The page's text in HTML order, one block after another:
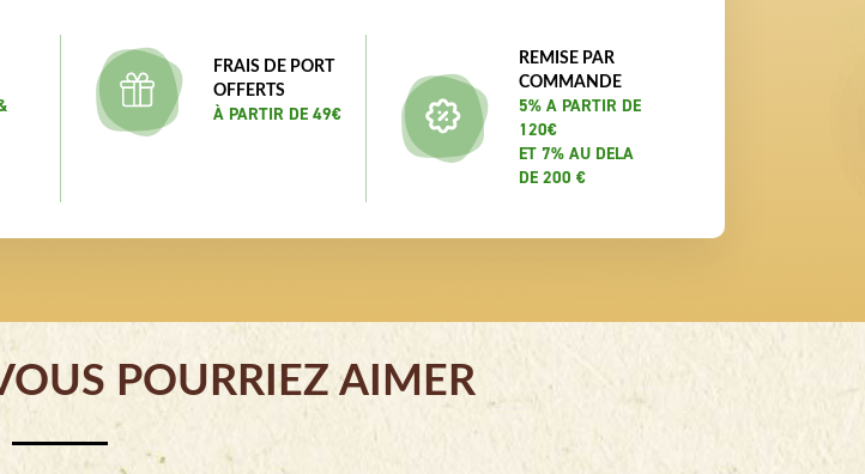
FRAIS DE PORT
OFFERTS
À PARTIR DE 49€
REMISE PAR
COMMANDE
5% A PARTIR DE
120€
ET 7% AU DELA
DE 200 €
POURRIEZ AIMER